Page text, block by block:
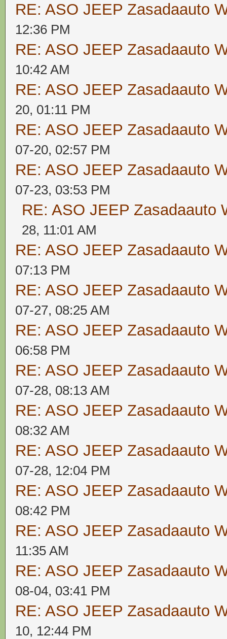
RE: ASO JEEP Zasadaauto
12:36 PM
RE: ASO JEEP Zasadaauto
10:42 AM
RE: ASO JEEP Zasadaauto
20, 01:11 PM
RE: ASO JEEP Zasadaauto
07-20, 02:57 PM
RE: ASO JEEP Zasadaauto
07-23, 03:53 PM
RE: ASO JEEP Zasadaauto
28, 11:01 AM
RE: ASO JEEP Zasadaauto
07:13 PM
RE: ASO JEEP Zasadaauto
07-27, 08:25 AM
RE: ASO JEEP Zasadaauto
06:58 PM
RE: ASO JEEP Zasadaauto
07-28, 08:13 AM
RE: ASO JEEP Zasadaauto
08:32 AM
RE: ASO JEEP Zasadaauto
07-28, 12:04 PM
RE: ASO JEEP Zasadaauto
08:42 PM
RE: ASO JEEP Zasadaauto
11:35 AM
RE: ASO JEEP Zasadaauto
08-04, 03:41 PM
RE: ASO JEEP Zasadaauto
10, 12:44 PM